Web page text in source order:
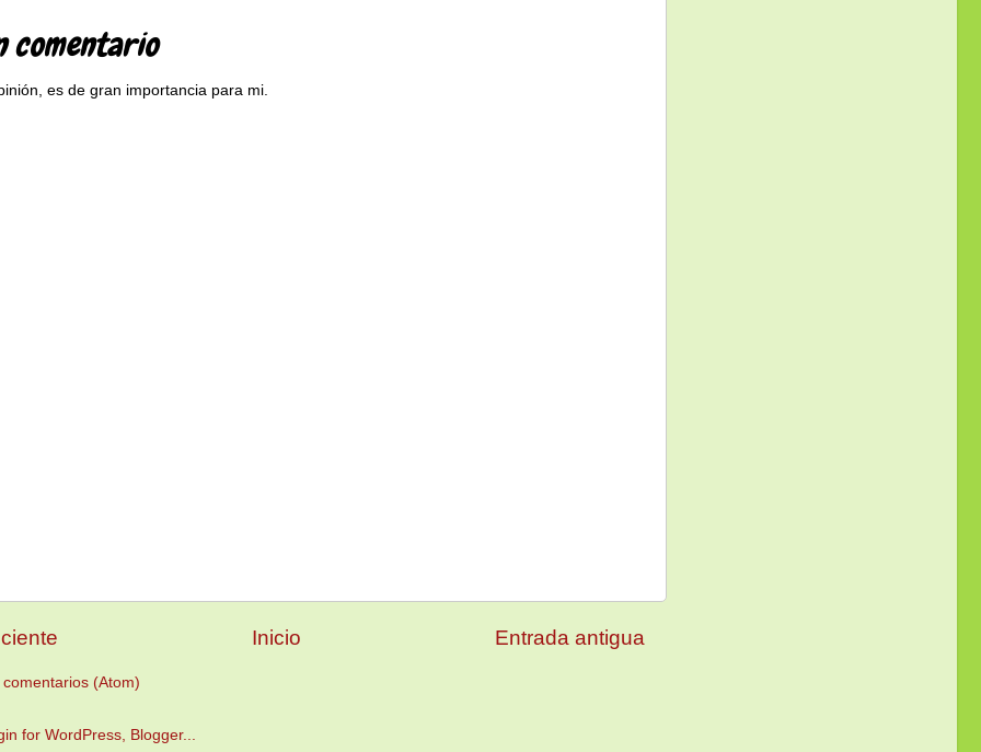
comentario
es de gran importancia para mi.
Entrada antigua
Inicio
comentarios (Atom)